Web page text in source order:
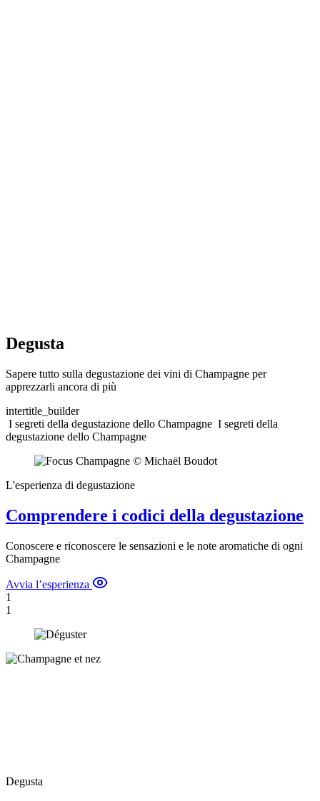
Degusta
Sapere tutto sulla degustazione dei vini di Champagne per
apprezzarli ancora di più
intertitle_builder
I segreti della degustazione dello Champagne I segreti della
degustazione dello Champagne
L'esperienza di degustazione
Comprendere i codici della degustazione
Conoscere e riconoscere le sensazioni e le note aromatiche di ogni
Champagne
Avvia l’esperienza
1
1
Degusta